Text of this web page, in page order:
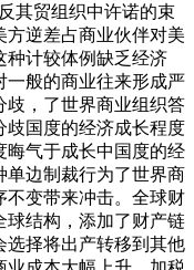
其贸组织中许诺的束
逆差占商业伙伴对美
种计较体例缺乏经济
一般的商业往来形成严
歧，了世界商业组织答
歧国度的经济成长程度
晦气于成长中国度的经
单边制裁行为了世界商
不变带来冲击。全球财
球结构，添加了财产链
选择将出产转移到其他